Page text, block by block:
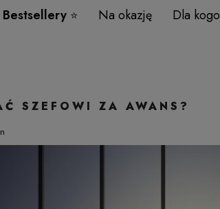
Bestsellery Na okazję Dla kogo
SZEFOWI ZA AWANS?